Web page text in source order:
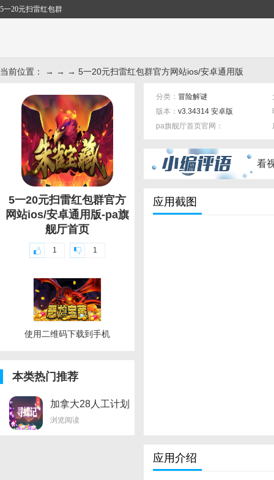
5一20元扫雷红包群
当前位置： → → → 5一20元扫雷红包群官方网站ios/安卓通用版
5一20元扫雷红包群官方
网站ios/安卓通用版-pa旗
舰厅首页
1 1
使用二维码下载到手机
本类热门推荐
加拿大28人工计划
6码
浏览阅读
分类： 冒险解谜
版本： v3.34314 安卓版
pa旗舰厅首页官网：
看
应用截图
应用介绍